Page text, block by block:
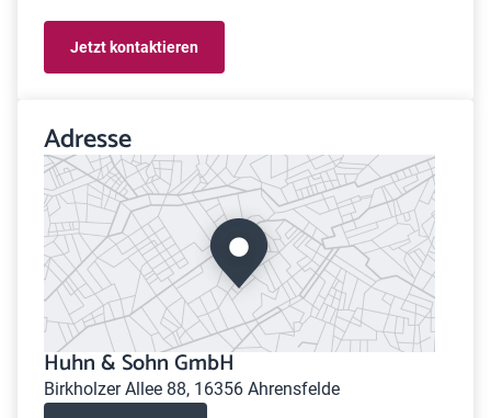
Jetzt kontaktieren
Adresse
Huhn & Sohn GmbH
Birkholzer Allee 88, 16356 Ahrensfelde